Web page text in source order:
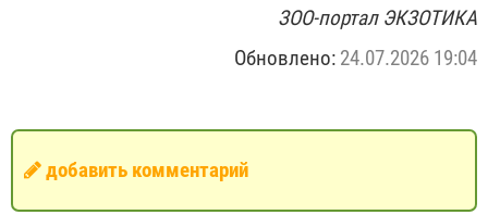
ЗОО-портал ЭКЗОТИКА
Обновлено: 24.07.2026 19:04
добавить комментарий